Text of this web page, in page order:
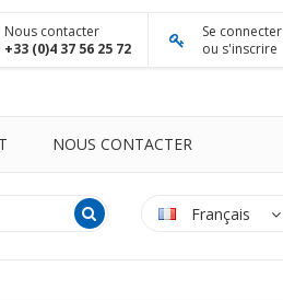
Nous contacter
+33 (0)4 37 56 25 72
Se connecter
ou s'inscrire
NOUS CONTACTER
Français